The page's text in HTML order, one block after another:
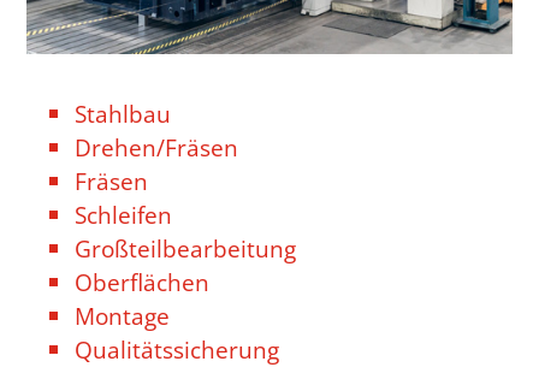
Stahlbau
Drehen/Fräsen
Fräsen
Schleifen
Großteilbearbeitung
Oberflächen
Montage
Qualitätssicherung